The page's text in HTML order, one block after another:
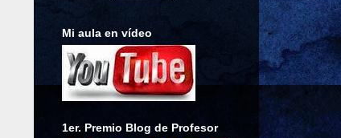
Mi aula en vídeo
1er. Premio Blog de Profesor